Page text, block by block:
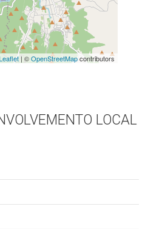
| ©OpenStreetMapcontributors
LOCAL